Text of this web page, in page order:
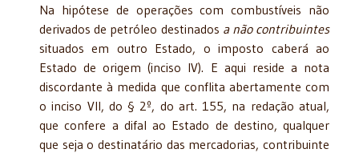
Na hipótese de operações com combustíveis não
derivados de petróleo destinados a não contribuintes
situados em outro Estado, o imposto caberá ao
Estado de origem (inciso IV). E aqui reside a nota
discordante à medida que conflita abertamente com
o inciso VII, do § 2º, do art. 155, na redação atual,
que confere a difal ao Estado de destino, qualquer
que seja o destinatário das mercadorias, contribuinte